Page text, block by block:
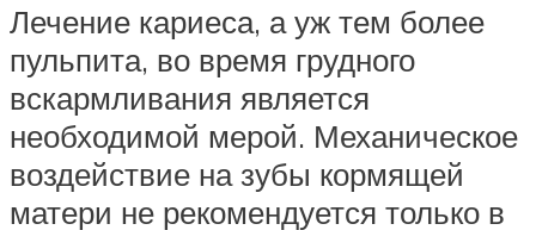
Лечение кариеса, а уж тем более
пульпита, во время грудного
вскармливания является
необходимой мерой. Механическое
воздействие на зубы кормящей
матери не рекомендуется только в